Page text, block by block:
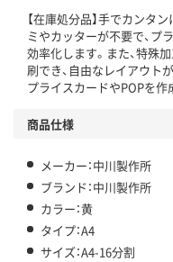
【在庫処分品】手でカンタ
ミやカッターが不要で、プ
効率化します。また、特殊
刷でき、自由なレイアウト
プライスカードやPOPを作
商品仕様
メーカー：中川製作所
ブランド：中川製作所
カラー：黄
タイプ：A4
サイズ：A4-16分割